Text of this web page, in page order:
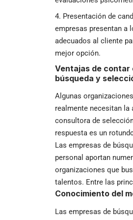
Presentación de
empresas presentan a
adecuados al cliente
mejor opción.
Ventajas de contar
búsqueda y
Algunas
realmente necesitan la
consultora de
respuesta es un
Las empresas de
personal aportan
organizaciones que
talentos. Entre las
Conocimiento del
Las empresas de